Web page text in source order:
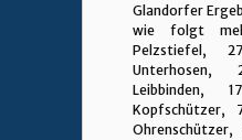
Glandorfer
wie folgt
Pelzstiefel,
Unterhosen,
Leibbinden,
Kopfschützer,